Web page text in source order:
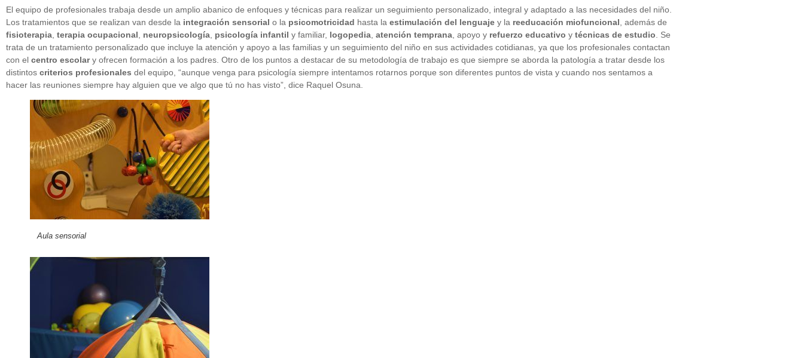
El equipo de profesionales trabaja desde un amplio abanico de enfoques y técnicas para realizar un seguimiento personalizado, integral y adaptado a las necesidades del niño.
Los tratamientos que se realizan van desde la integración sensorial o la psicomotricidad hasta la estimulación del lenguaje y la reeducación miofuncional , además de
fisioterapia terapia ocupacional neuropsicología psicología infantil y familiar, logopedia atención temprana , apoyo y refuerzo educativo y técnicas de estudio . Se
trata de un tratamiento personalizado que incluye la atención y apoyo a las familias y un seguimiento del niño en sus actividades cotidianas, ya que los profesionales contactan
con el centro escolary ofrecen formación a los padres. Otro de los puntos a destacar de su metodología de trabajo es que siempre se aborda la patología a tratar desde los
distintos criterios profesionales del equipo, “aunque venga para psicología siempre intentamos rotarnos porque son diferentes puntos de vista y cuando nos sentamos a
hacer las reuniones siempre hay alguien que ve algo que tú no has visto”, dice Raquel Osuna.
Aula sensorial